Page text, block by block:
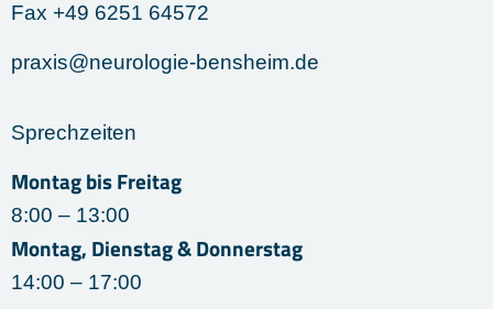
Fax +49 6251 64572
praxis@neurologie-bensheim.de
Sprechzeiten
Montag bis Freitag
8:00 – 13:00
Montag, Dienstag & Donnerstag
14:00 – 17:00